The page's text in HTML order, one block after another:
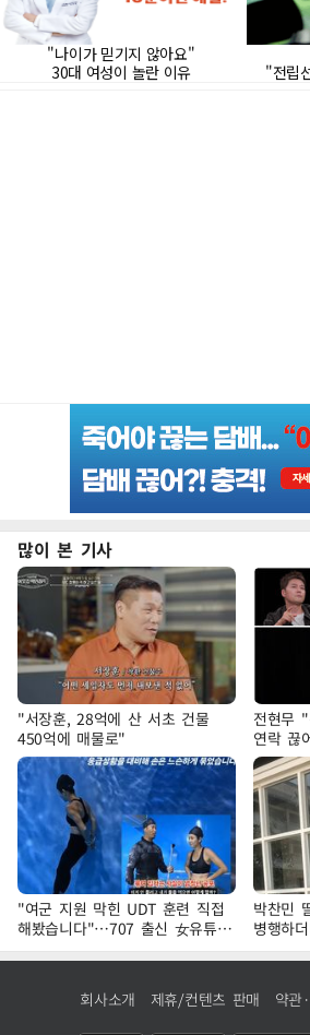
많이 본 기사
"서장훈, 28억에 산 서초 건물
450억에 매물로"
전현무
연락 끊
"여군 지원 막힌 UDT 훈련 직접
해봤습니다"…707 출신 女유튜버
'완벽 소화'
박찬민
병행하
회사소개 제휴/컨텐츠 판매 약관